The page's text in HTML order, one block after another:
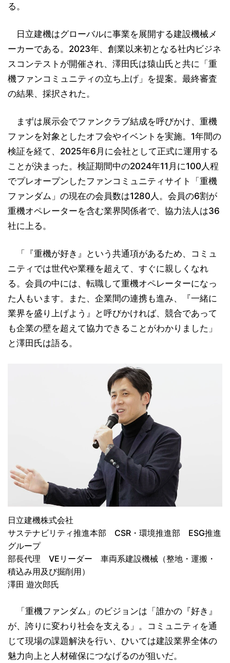
る。
日立建機はグローバルに事業を展開する建設機械メ
ーカーである。2023年、創業以来初となる社内ビジネ
スコンテストが開催され、澤田氏は猿山氏と共に「重
機ファンコミュニティの立ち上げ」を提案。最終審査
の結果、採択された。
まずは展示会でファンクラブ結成を呼びかけ、重機
ファンを対象としたオフ会やイベントを実施。1年間の
検証を経て、2025年6月に会社として正式に運用する
ことが決まった。検証期間中の2024年11月に100人程
でプレオープンしたファンコミュニティサイト「重機
ファンダム」の現在の会員数は1280人。会員の6割が
重機オペレーターを含む業界関係者で、協力法人は36
社に上る。
「『重機が好き』という共通項があるため、コミュ
ニティでは世代や業種を超えて、すぐに親しくなれ
る。会員の中には、転職して重機オペレーターになっ
た人もいます。また、企業間の連携も進み、『一緒に
業界を盛り上げよう』と呼びかければ、競合であって
も企業の壁を超えて協力できることがわかりました」
と澤田氏は語る。
日立建機株式会社
サステナビリティ推進本部 CSR・環境推進部 ESG推進
グループ
部長代理 VEリーダー 車両系建設機械（整地・運搬・
積込み用及び掘削用）
澤田 遊次郎氏
「重機ファンダム」のビジョンは「誰かの『好き』
が、誇りに変わり社会を支える」。コミュニティを通
じて現場の課題解決を行い、ひいては建設業界全体の
魅力向上と人材確保につなげるのが狙いだ。